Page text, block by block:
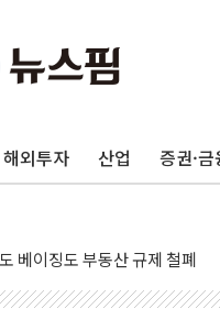
해외투자 산업 증권·금
…10일까지 최대 3.5m 높은
23명…정부, 비상대응기구 가
으로 피서객 7명 고립…전원
' 운영…페르세우스 유성우 관